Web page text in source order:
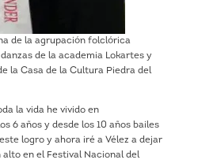
de la agrupación folclórica
de la academia Lokartes y
la Casa de la Cultura Piedra del
la vida he vivido en
6 años y desde los 10 años bailes
logro y ahora iré a Vélez a dejar
en el Festival Nacional del